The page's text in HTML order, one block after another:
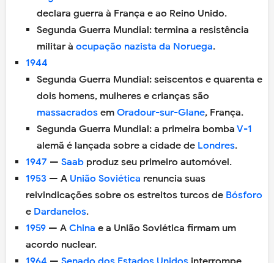
declara guerra à França e ao Reino Unido.
Segunda Guerra Mundial: termina a resistência
militar àocupação nazista da Noruega.
1944
Segunda Guerra Mundial: seiscentos e quarenta e
dois homens, mulheres e crianças são
massacrados emOradour-sur-Glane, França.
Segunda Guerra Mundial: a primeira bombaV-1
alemã é lançada sobre a cidade de Londres.
1947 — Saab produz seu primeiro automóvel.
1953 — A União Soviética renuncia suas
reivindicações sobre os estreitos turcos de Bósforo
e Dardanelos.
1959 — A China e a União Soviética firmam um
acordo nuclear.